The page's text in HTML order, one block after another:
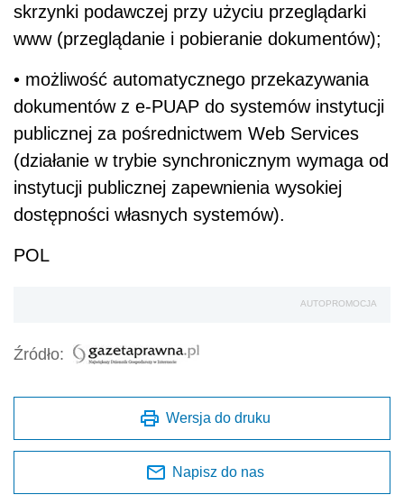
skrzynki podawczej przy użyciu przeglądarki
www (przeglądanie i pobieranie dokumentów);
• możliwość automatycznego przekazywania
dokumentów z e-PUAP do systemów instytucji
publicznej za pośrednictwem Web Services
(działanie w trybie synchronicznym wymaga od
instytucji publicznej zapewnienia wysokiej
dostępności własnych systemów).
POL
AUTOPROMOCJA
Źródło:
Wersja do druku
Napisz do nas